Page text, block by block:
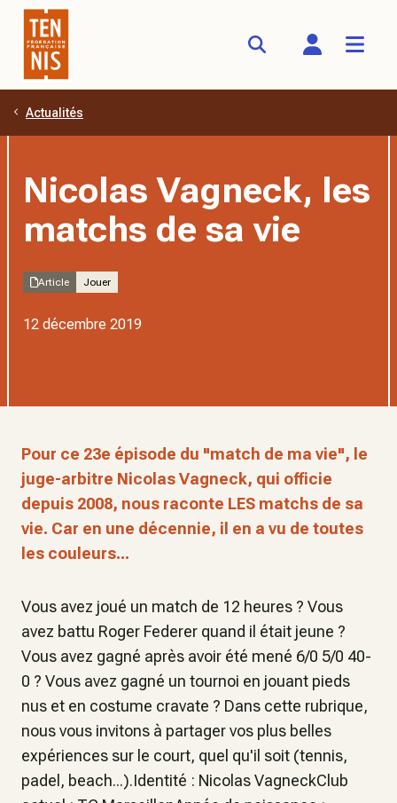
Aller au contenu principal
Actualités
Nicolas Vagneck, les
matchs de sa vie
Article Jouer
12 décembre 2019
Pour ce 23e épisode du "match de ma vie", le
juge-arbitre Nicolas Vagneck, qui officie
depuis 2008, nous raconte LES matchs de sa
vie. Car en une décennie, il en a vu de toutes
les couleurs...
Vous avez joué un match de 12 heures ? Vous
avez battu Roger Federer quand il était jeune ?
Vous avez gagné après avoir été mené 6/0 5/0 40-
0 ? Vous avez gagné un tournoi en jouant pieds
nus et en costume cravate ? Dans cette rubrique,
nous vous invitons à partager vos plus belles
expériences sur le court, quel qu'il soit (tennis,
padel, beach...).Identité : Nicolas VagneckClub